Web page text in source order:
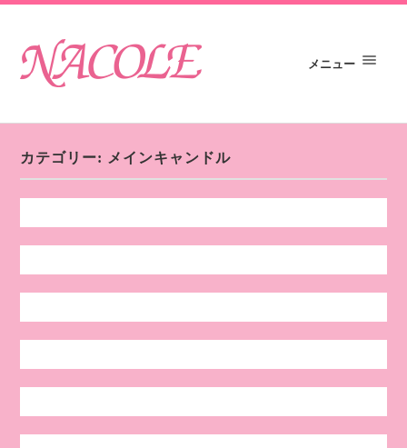
メニュー
カテゴリー: メインキャンドル